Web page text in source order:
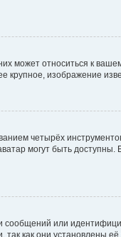
может относиться к
изображение
четырёх
могут быть
или
как они установлены